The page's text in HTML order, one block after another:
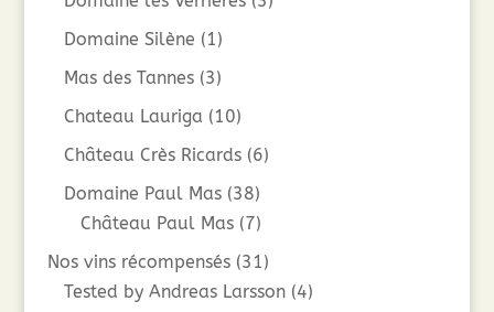
Domaine Silène (1)
Mas des Tannes (3)
Chateau Lauriga (10)
Château Crès Ricards (6)
Domaine Paul Mas (38)
Château Paul Mas (7)
Nos vins récompensés (31)
Tested by Andreas Larsson (4)